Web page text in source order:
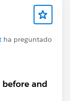
ha preguntado
and